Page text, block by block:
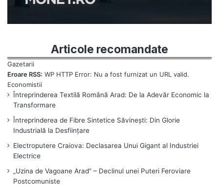
Articole recomandate
Eroare RSS: WP HTTP Error: Nu a fost furnizat un URL valid.
Întreprinderea Textilă Română Arad: De la Adevăr Economic la
Transformare
Întreprinderea de Fibre Sintetice Săvinești: Din Glorie
Industrială la Desființare
Electroputere Craiova: Declasarea Unui Gigant al Industriei
Electrice
„Uzina de Vagoane Arad” – Declinul unei Puteri Feroviare
Postcomuniste